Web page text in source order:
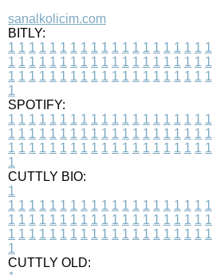
sanalkolicim.com
BITLY:
1 1 1 1 1 1 1 1 1 1 1 1 1 1 1 1 1 1 1 1
1 1 1 1 1 1 1 1 1 1 1 1 1 1 1 1 1 1 1 1
1 1 1 1 1 1 1 1 1 1 1 1 1 1 1 1 1 1 1 1
1
SPOTIFY:
1 1 1 1 1 1 1 1 1 1 1 1 1 1 1 1 1 1 1 1
1 1 1 1 1 1 1 1 1 1 1 1 1 1 1 1 1 1 1 1
1 1 1 1 1 1 1 1 1 1 1 1 1 1 1 1 1 1 1 1
1
CUTTLY BIO:
1
1 1 1 1 1 1 1 1 1 1 1 1 1 1 1 1 1 1 1 1
1 1 1 1 1 1 1 1 1 1 1 1 1 1 1 1 1 1 1 1
1 1 1 1 1 1 1 1 1 1 1 1 1 1 1 1 1 1 1 1
1
CUTTLY OLD: